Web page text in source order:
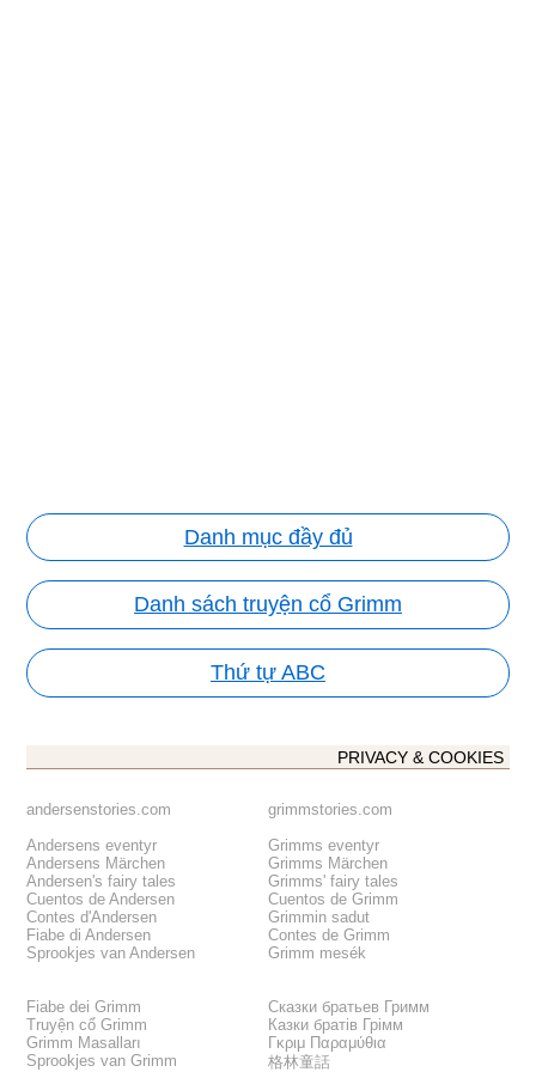
Danh mục đầy đủ
Danh sách truyện cổ Grimm
Thứ tự ABC
PRIVACY & COOKIES
andersenstories.com
Andersens eventyr
Andersens Märchen
Andersen's fairy tales
Cuentos de Andersen
Contes d'Andersen
Fiabe di Andersen
Sprookjes van Andersen
grimmstories.com
Grimms eventyr
Grimms Märchen
Grimms' fairy tales
Cuentos de Grimm
Grimmin sadut
Contes de Grimm
Grimm mesék
Fiabe dei Grimm
Truyện cổ Grimm
Grimm Masalları
Sprookjes van Grimm
Сказки братьев Гримм
Казки братів Грімм
Γκριμ Παραμύθια
格林童話